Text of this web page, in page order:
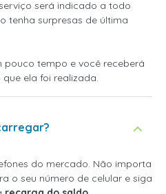
será indicado a todo
tenha surpresas de última
pouco tempo e você receberá
ela foi realizada.
do mercado. Não importa
o seu número de celular e siga